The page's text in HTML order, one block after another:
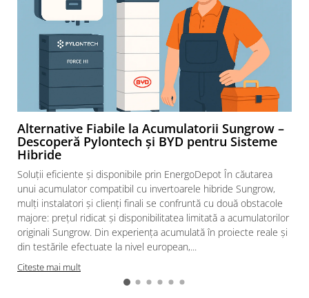
AFDD
Intrerupatoare automate de putere
Intrerupatoare automate
Intrerupatoare automate modulare
Relee
Releu monitorizare tensiune
Separator fuzibil
Separator fuzibil aplicatii
fotovoltaice
Sigurante fuzibile
Aparataj
Aparataj modular
Standard German
Alternative Fiabile la Acumulatorii Sungrow –
Descoperă Pylontech și BYD pentru Sisteme
Hibride
Soluții eficiente și disponibile prin EnergoDepot În căutarea
unui acumulator compatibil cu invertoarele hibride Sungrow,
mulți instalatori și clienți finali se confruntă cu două obstacole
majore: prețul ridicat și disponibilitatea limitată a acumulatorilor
originali Sungrow. Din experiența acumulată în proiecte reale și
din testările efectuate la nivel european,...
Citeste mai mult